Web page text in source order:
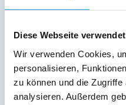
Diese Webseite
Wir verwenden Cookies,
personalisieren,
zu können und die
analysieren. Außerdem
Grill
Parkplatz
Terrasse
Abstellraum
Service: